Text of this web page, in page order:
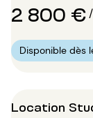
2 800 €
Disponible dès
Location